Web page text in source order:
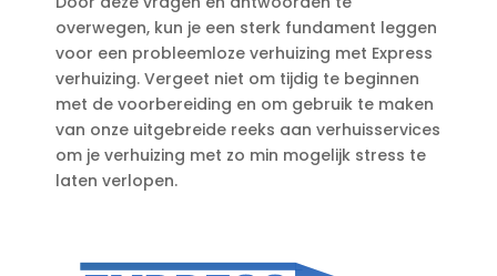
overwegen, kun je een sterk fundament leggen
voor een probleemloze verhuizing met Express
verhuizing.​ Vergeet niet om tijdig te beginnen
met de voorbereiding en om gebruik te maken
van onze uitgebreide reeks aan verhuisservices
om je verhuizing met zo min mogelijk stress te
laten verlopen.​